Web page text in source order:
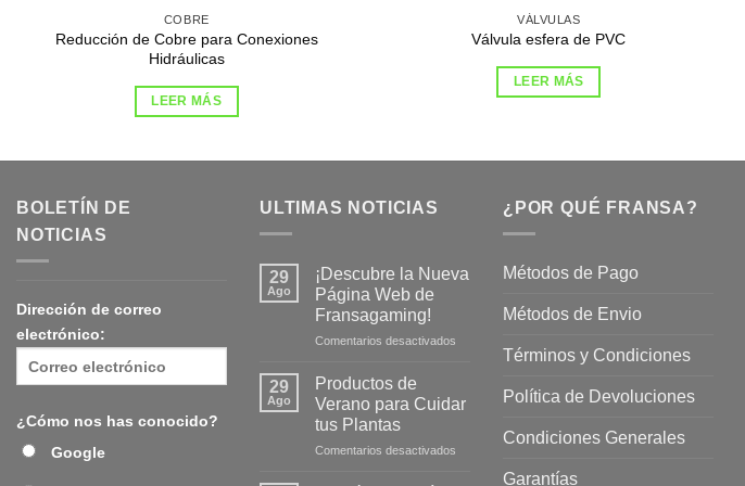
COBRE
Reducción de Cobre para Conexiones
Hidráulicas
LEER MÁS
VÁLVULAS
Válvula esfera de PVC
LEER MÁS
BOLETÍN DE
NOTICIAS
Dirección de correo
electrónico:
¿Cómo nos has conocido?
Google
ULTIMAS NOTICIAS
29
Ago
¡Descubre la Nueva
Página Web de
Fransagaming!
Comentarios desactivados
Página
29
Ago
Productos de
Verano para Cuidar
tus Plantas
Comentarios desactivados
¿POR QUÉ FRANSA?
Métodos de Pago
Métodos de Envio
Términos y Condiciones
Política de Devoluciones
Condiciones Generales
Garantías